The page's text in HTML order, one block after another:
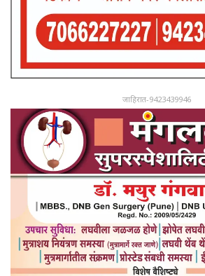
जाहिरात-9423439946